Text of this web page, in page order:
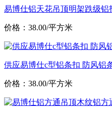
易博仕铝天花吊顶明架跌级铝
价格：38.00/平方米
供应易博仕c型铝条扣 防风铝
价格：38.00/平方米